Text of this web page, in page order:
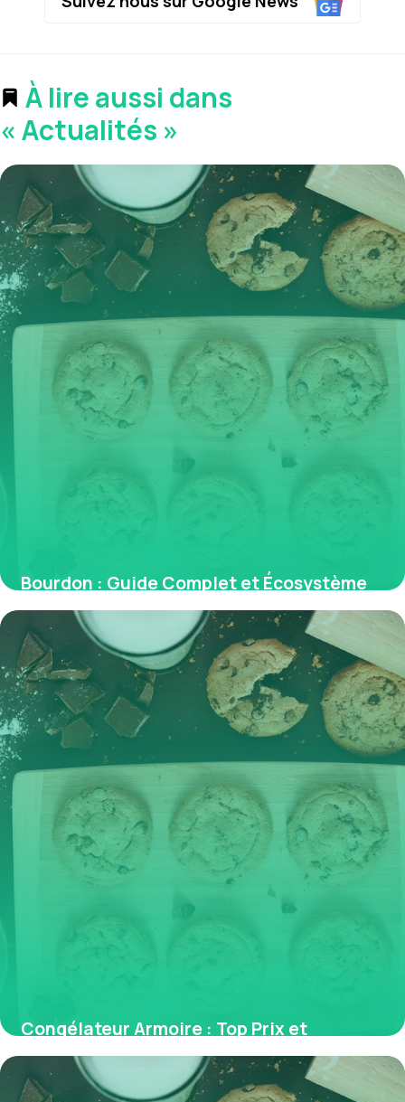
À lire aussi dans
« Actualités »
Bourdon : Guide Complet et Écosystème
2026
1 juin 2026
Congélateur Armoire : Top Prix et
Comparatif
31 mai 2026